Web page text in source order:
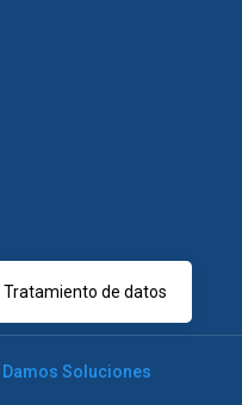
Tratamiento de datos
Damos Soluciones